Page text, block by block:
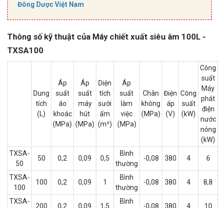
Đông Dược Việt Nam
Thông số kỹ thuật của Máy chiết xuất siêu âm 100L -
TXSA100
Dung
tích
(L)
Áp
suất
áo
khoác
(MPa)
Áp
suất
máy
hút
(MPa)
Diện
tích
sưởi
ấm
(m²)
Áp
suất
làm
việc
(MPa)
Chân
không
(MPa)
Điện
áp
(V)
Công
suất
(kW)
Công
suất
Máy
phát
điện
nước
nóng
(kW)
TXSA-
50
50 0,2 0,09 0,5
Bình
thường
-0,08 380 4 6
TXSA-
100
100 0,2 0,09 1
Bình
thường
-0,08 380 4 8,8
TXSA-
200 0,2 0,09 1,5
Bình
-0,08 380 4 10